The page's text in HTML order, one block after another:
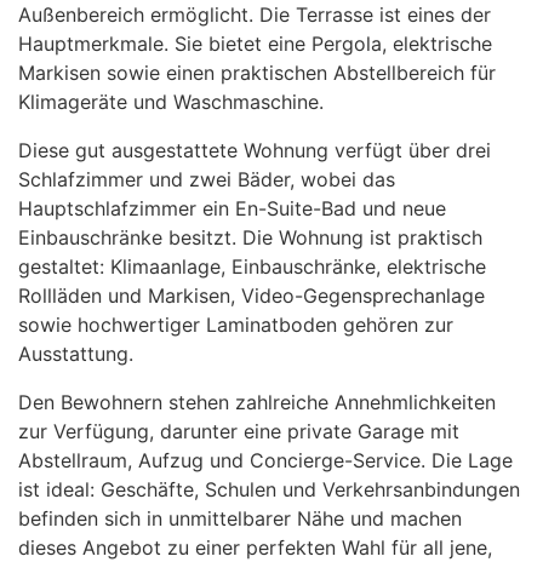
Außenbereich ermöglicht. Die Terrasse ist eines der
Hauptmerkmale. Sie bietet eine Pergola, elektrische
Markisen sowie einen praktischen Abstellbereich für
Klimageräte und Waschmaschine.
Diese gut ausgestattete Wohnung verfügt über drei
Schlafzimmer und zwei Bäder, wobei das
Hauptschlafzimmer ein En-Suite-Bad und neue
Einbauschränke besitzt. Die Wohnung ist praktisch
gestaltet: Klimaanlage, Einbauschränke, elektrische
Rollläden und Markisen, Video-Gegensprechanlage
sowie hochwertiger Laminatboden gehören zur
Ausstattung.
Den Bewohnern stehen zahlreiche Annehmlichkeiten
zur Verfügung, darunter eine private Garage mit
Abstellraum, Aufzug und Concierge-Service. Die Lage
ist ideal: Geschäfte, Schulen und Verkehrsanbindungen
befinden sich in unmittelbarer Nähe und machen
dieses Angebot zu einer perfekten Wahl für all jene,